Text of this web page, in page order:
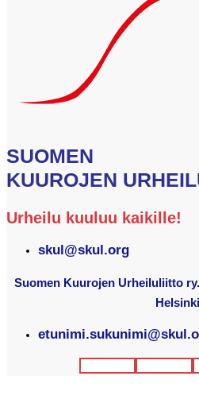
SUOMEN
KUUROJEN
Urheilu kuuluu kaikille!
skul@skul.org
Suomen Kuurojen Urheiluliitto
Helsinki